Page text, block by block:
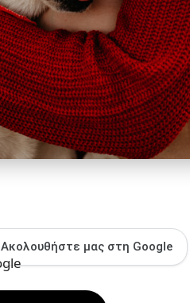
Ακολουθήστε μας στη Google